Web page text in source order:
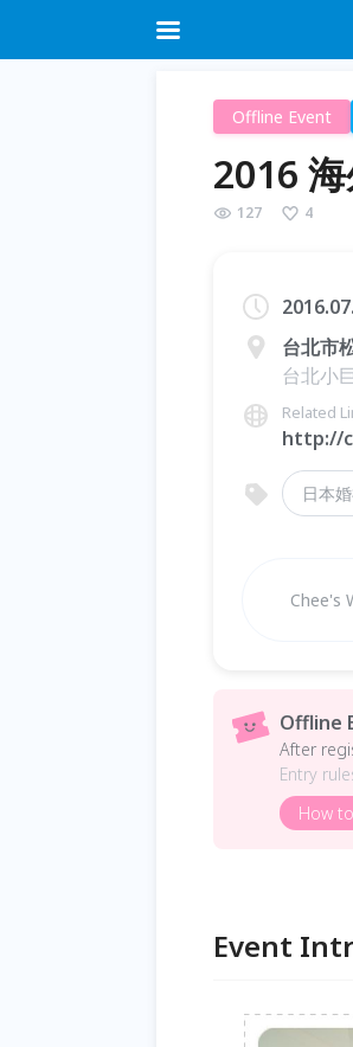
Offline Event
2016
127 4
台北市
台北小
Related
http://
日本
Chee's
Offline
After
Entry
How
Event